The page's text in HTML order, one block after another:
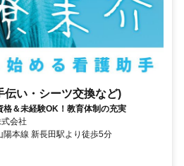
伝い・シーツ交換など)
格＆未経験OK！教育体制の充実
会社
本線 新長田駅より徒歩5分